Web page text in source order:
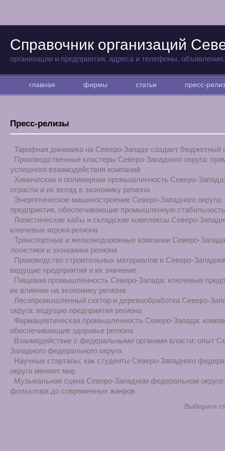
Справочник организаций
организации и предприятия, адреса и телефоны,
главная фирмы статьи пресс-
Пресс-релизы
Тарифная динамика на Северо-Западе создает бюджетный
Производственные кластеры Северо-Западного округа:
успешного взаимодействия компаний
Химическая и полимерная промышленность Северо-
отрасли и их вклад в экономику региона
Энергетическое машиностроение Северо-Западного округа:
предприятия, обеспечивающие промышленную стабильность
Логистические хабы и складские комплексы Северо-
ключевые игроки региона
Транспортные и железнодорожные компании Северо-
логистики и экономики региона
Производство строительных материалов в Северо-
ведущие предприятия и их значение
Пищевая промышленность Северо-Запада: ключевые
их влияние на экономику региона
Лесопромышленный сектор и деревообработка Северо-
округа: ведущие предприятия региона
Фармацевтическая промышленность Северо-Запада:
обеспечивающие здоровье региона
Взаимодействие с федеральными органами власти: опыт
Западного федерального округа
Научные стартапы: как студенты Северо-Западного
округа меняют мир
Музыкальная сцена Северо-Западном федеральном
фольклора до современных жанров
Выберите